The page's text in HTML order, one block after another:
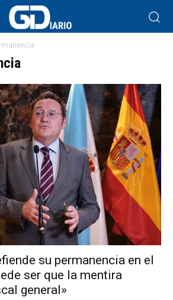
su permanencia en el
ser que la mentira
general»